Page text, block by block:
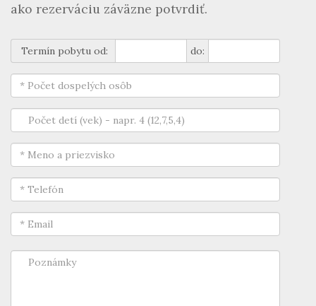
ako rezerváciu záväzne potvrdiť.
Termín pobytu od: do: